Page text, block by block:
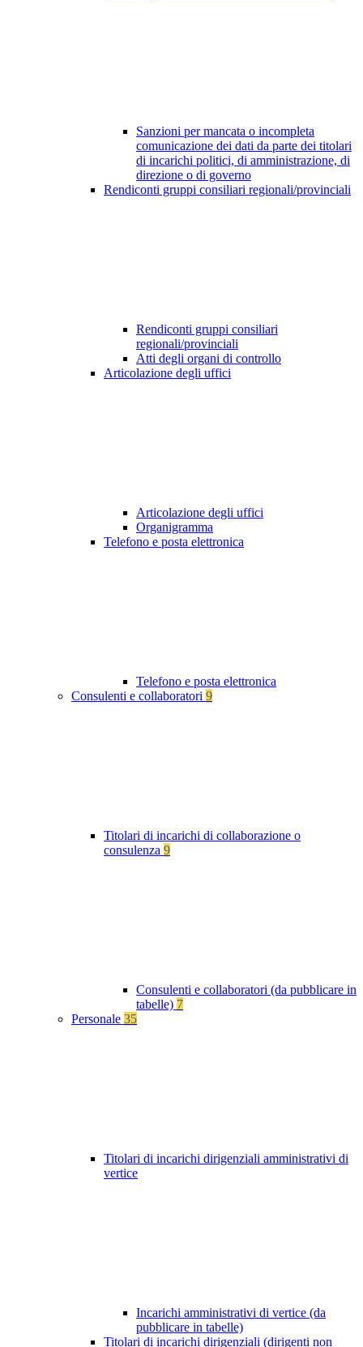
Sanzioni per mancata o incompleta
comunicazione dei dati da parte dei titolari
di incarichi politici, di amministrazione, di
direzione o di governo
Rendiconti gruppi consiliari regionali/provinciali
Rendiconti gruppi consiliari
regionali/provinciali
Atti degli organi di controllo
Articolazione degli uffici
Articolazione degli uffici
Organigramma
Telefono e posta elettronica
Telefono e posta elettronica
Consulenti e collaboratori 9
Titolari di incarichi di collaborazione o
consulenza 9
Consulenti e collaboratori (da pubblicare in
tabelle) 7
Personale 35
Titolari di incarichi dirigenziali amministrativi di
vertice
Incarichi amministrativi di vertice (da
pubblicare in tabelle)
Titolari di incarichi dirigenziali (dirigenti non